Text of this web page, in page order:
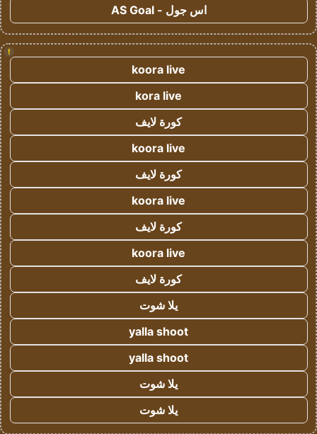
اس جول - AS Goal
!
koora live
kora live
كورة لايف
koora live
كورة لايف
koora live
كورة لايف
koora live
كورة لايف
يلا شوت
yalla shoot
yalla shoot
يلا شوت
يلا شوت